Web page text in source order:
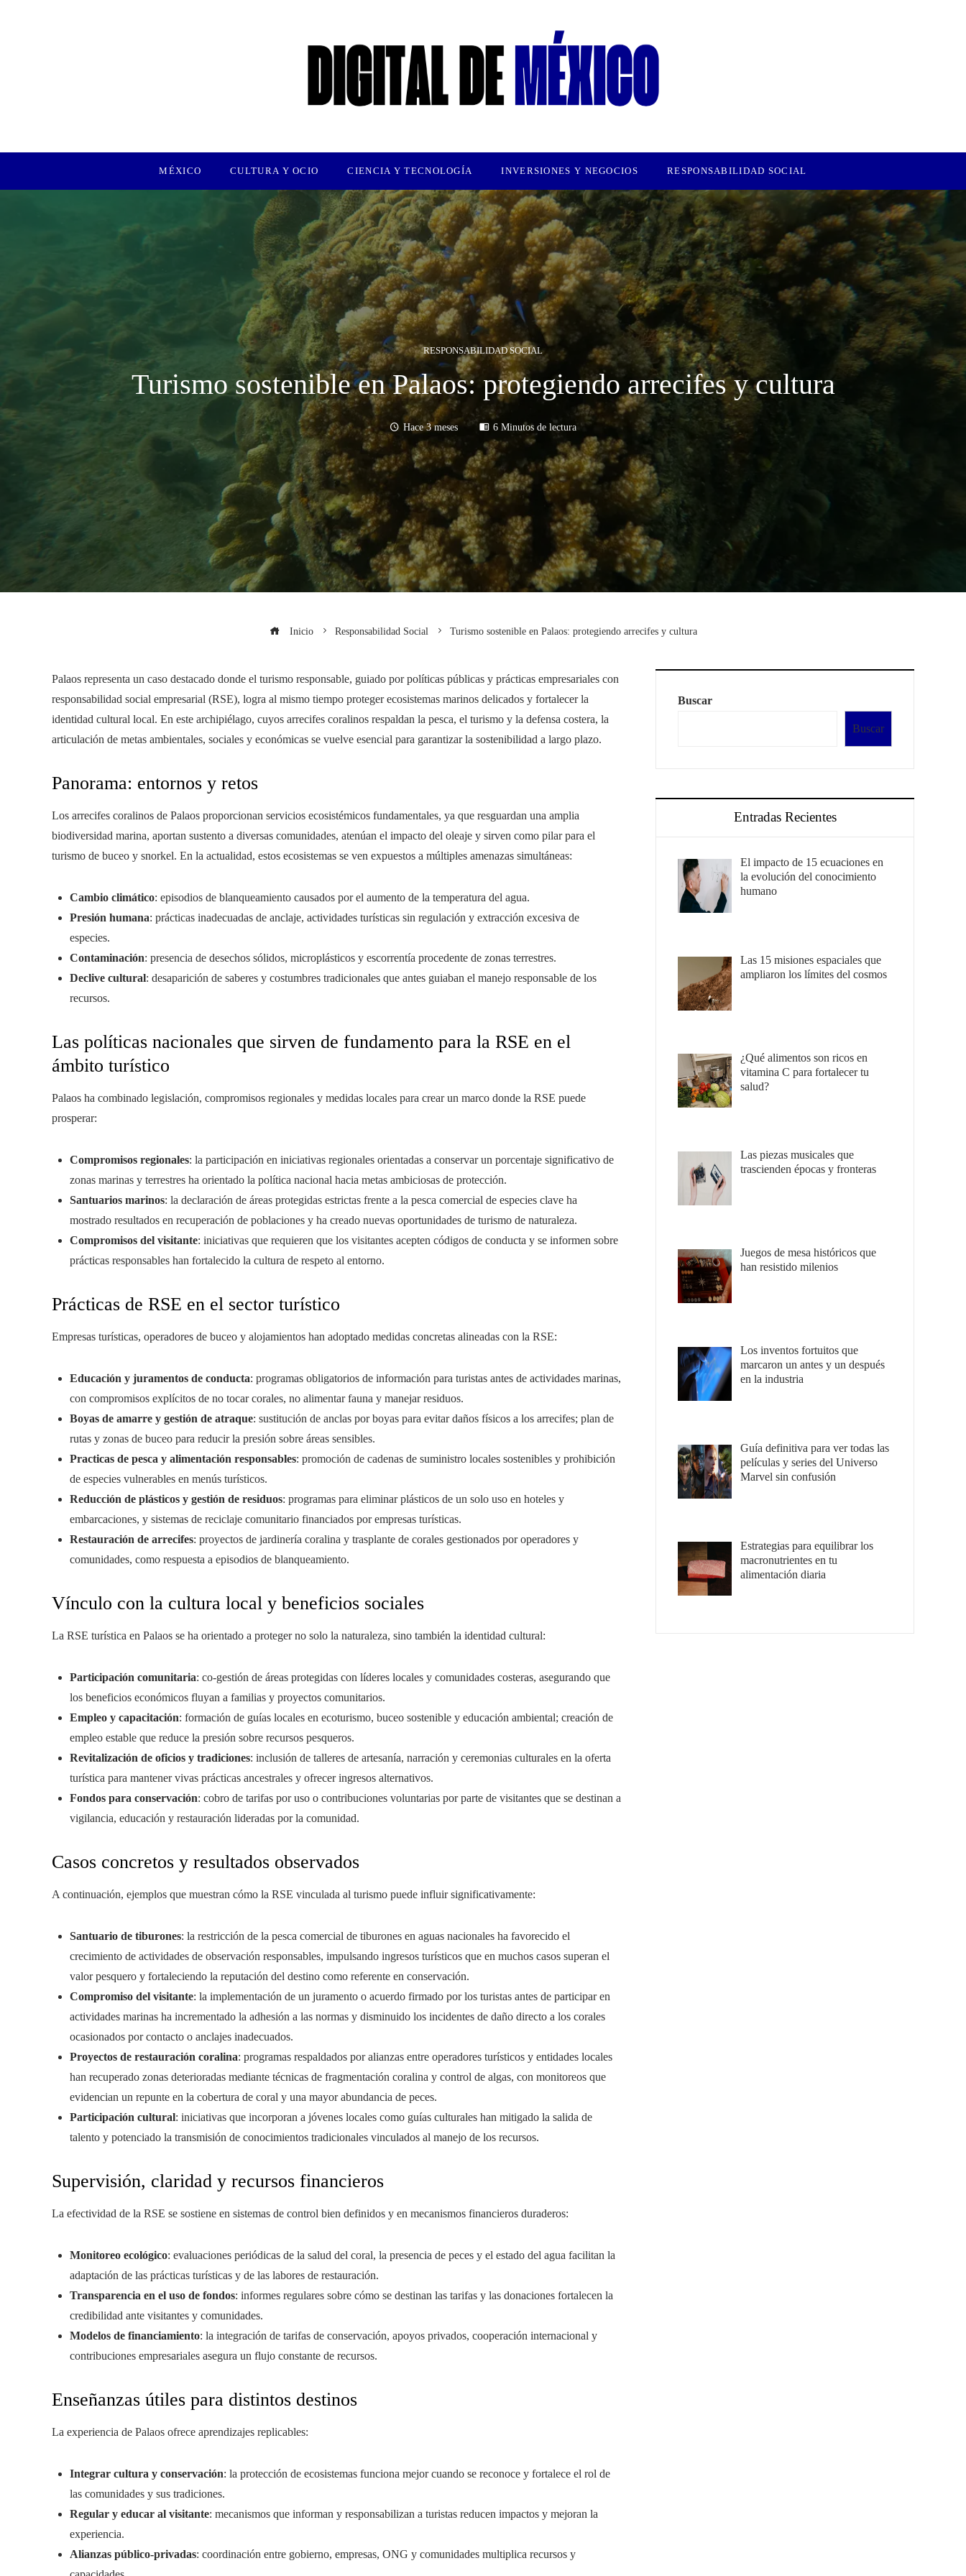
MÉXICO CULTURA Y OCIO CIENCIA Y TECNOLOGÍA INVERSIONES Y NEGOCIOS RESPONSABILIDAD SOCIAL
RESPONSABILIDAD SOCIAL
Turismo sostenible en Palaos: protegiendo arrecifes y cultura
Hace 3 meses 6 Minutos de lectura
Inicio Responsabilidad Social Turismo sostenible en Palaos: protegiendo arrecifes y cultura
Palaos representa un caso destacado donde el turismo responsable, guiado por políticas públicas y prácticas empresariales con
responsabilidad social empresarial (RSE), logra al mismo tiempo proteger ecosistemas marinos delicados y fortalecer la
identidad cultural local. En este archipiélago, cuyos arrecifes coralinos respaldan la pesca, el turismo y la defensa costera, la
articulación de metas ambientales, sociales y económicas se vuelve esencial para garantizar la sostenibilidad a largo plazo.
Panorama: entornos y retos
Los arrecifes coralinos de Palaos proporcionan servicios ecosistémicos fundamentales, ya que resguardan una amplia
biodiversidad marina, aportan sustento a diversas comunidades, atenúan el impacto del oleaje y sirven como pilar para el
turismo de buceo y snorkel. En la actualidad, estos ecosistemas se ven expuestos a múltiples amenazas simultáneas:
Cambio climático: episodios de blanqueamiento causados por el aumento de la temperatura del agua.
Presión humana: prácticas inadecuadas de anclaje, actividades turísticas sin regulación y extracción excesiva de
especies.
Contaminación: presencia de desechos sólidos, microplásticos y escorrentía procedente de zonas terrestres.
Declive cultural: desaparición de saberes y costumbres tradicionales que antes guiaban el manejo responsable de los
recursos.
Las políticas nacionales que sirven de fundamento para la RSE en el
ámbito turístico
Palaos ha combinado legislación, compromisos regionales y medidas locales para crear un marco donde la RSE puede
prosperar:
Compromisos regionales: la participación en iniciativas regionales orientadas a conservar un porcentaje significativo de
zonas marinas y terrestres ha orientado la política nacional hacia metas ambiciosas de protección.
Santuarios marinos: la declaración de áreas protegidas estrictas frente a la pesca comercial de especies clave ha
mostrado resultados en recuperación de poblaciones y ha creado nuevas oportunidades de turismo de naturaleza.
Compromisos del visitante: iniciativas que requieren que los visitantes acepten códigos de conducta y se informen sobre
prácticas responsables han fortalecido la cultura de respeto al entorno.
Prácticas de RSE en el sector turístico
Empresas turísticas, operadores de buceo y alojamientos han adoptado medidas concretas alineadas con la RSE:
Educación y juramentos de conducta: programas obligatorios de información para turistas antes de actividades marinas,
con compromisos explícitos de no tocar corales, no alimentar fauna y manejar residuos.
Boyas de amarre y gestión de atraque: sustitución de anclas por boyas para evitar daños físicos a los arrecifes; plan de
rutas y zonas de buceo para reducir la presión sobre áreas sensibles.
Practicas de pesca y alimentación responsables: promoción de cadenas de suministro locales sostenibles y prohibición
de especies vulnerables en menús turísticos.
Reducción de plásticos y gestión de residuos: programas para eliminar plásticos de un solo uso en hoteles y
embarcaciones, y sistemas de reciclaje comunitario financiados por empresas turísticas.
Restauración de arrecifes: proyectos de jardinería coralina y trasplante de corales gestionados por operadores y
comunidades, como respuesta a episodios de blanqueamiento.
Vínculo con la cultura local y beneficios sociales
La RSE turística en Palaos se ha orientado a proteger no solo la naturaleza, sino también la identidad cultural:
Participación comunitaria: co‑gestión de áreas protegidas con líderes locales y comunidades costeras, asegurando que
los beneficios económicos fluyan a familias y proyectos comunitarios.
Empleo y capacitación: formación de guías locales en ecoturismo, buceo sostenible y educación ambiental; creación de
empleo estable que reduce la presión sobre recursos pesqueros.
Revitalización de oficios y tradiciones: inclusión de talleres de artesanía, narración y ceremonias culturales en la oferta
turística para mantener vivas prácticas ancestrales y ofrecer ingresos alternativos.
Fondos para conservación: cobro de tarifas por uso o contribuciones voluntarias por parte de visitantes que se destinan a
vigilancia, educación y restauración lideradas por la comunidad.
Casos concretos y resultados observados
A continuación, ejemplos que muestran cómo la RSE vinculada al turismo puede influir significativamente:
Santuario de tiburones: la restricción de la pesca comercial de tiburones en aguas nacionales ha favorecido el
crecimiento de actividades de observación responsables, impulsando ingresos turísticos que en muchos casos superan el
valor pesquero y fortaleciendo la reputación del destino como referente en conservación.
Compromiso del visitante: la implementación de un juramento o acuerdo firmado por los turistas antes de participar en
actividades marinas ha incrementado la adhesión a las normas y disminuido los incidentes de daño directo a los corales
ocasionados por contacto o anclajes inadecuados.
Proyectos de restauración coralina: programas respaldados por alianzas entre operadores turísticos y entidades locales
han recuperado zonas deterioradas mediante técnicas de fragmentación coralina y control de algas, con monitoreos que
evidencian un repunte en la cobertura de coral y una mayor abundancia de peces.
Participación cultural: iniciativas que incorporan a jóvenes locales como guías culturales han mitigado la salida de
talento y potenciado la transmisión de conocimientos tradicionales vinculados al manejo de los recursos.
Supervisión, claridad y recursos financieros
La efectividad de la RSE se sostiene en sistemas de control bien definidos y en mecanismos financieros duraderos:
Monitoreo ecológico: evaluaciones periódicas de la salud del coral, la presencia de peces y el estado del agua facilitan la
adaptación de las prácticas turísticas y de las labores de restauración.
Transparencia en el uso de fondos: informes regulares sobre cómo se destinan las tarifas y las donaciones fortalecen la
credibilidad ante visitantes y comunidades.
Modelos de financiamiento: la integración de tarifas de conservación, apoyos privados, cooperación internacional y
contribuciones empresariales asegura un flujo constante de recursos.
Enseñanzas útiles para distintos destinos
La experiencia de Palaos ofrece aprendizajes replicables:
Integrar cultura y conservación: la protección de ecosistemas funciona mejor cuando se reconoce y fortalece el rol de
las comunidades y sus tradiciones.
Regular y educar al visitante: mecanismos que informan y responsabilizan a turistas reducen impactos y mejoran la
experiencia.
Alianzas público‑privadas: coordinación entre gobierno, empresas, ONG y comunidades multiplica recursos y
Buscar
Buscar
Entradas Recientes
El impacto de 15 ecuaciones en
la evolución del conocimiento
humano
Las 15 misiones espaciales que
ampliaron los límites del cosmos
¿Qué alimentos son ricos en
vitamina C para fortalecer tu
salud?
Las piezas musicales que
trascienden épocas y fronteras
Juegos de mesa históricos que
han resistido milenios
Los inventos fortuitos que
marcaron un antes y un después
en la industria
Guía definitiva para ver todas las
películas y series del Universo
Marvel sin confusión
Estrategias para equilibrar los
macronutrientes en tu
alimentación diaria